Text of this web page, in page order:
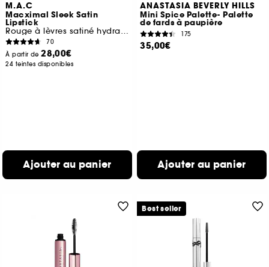
M.A.C
Macximal Sleek Satin
Lipstick
Rouge à lèvres satiné hydratant
70
À partir de28,00€
24 teintes disponibles
Ajouter au panier
ANASTASIA BEVERLY HILLS
Mini Spice Palette- Palette
de fards à paupière
175
35,00€
Ajouter au panier
Best seller